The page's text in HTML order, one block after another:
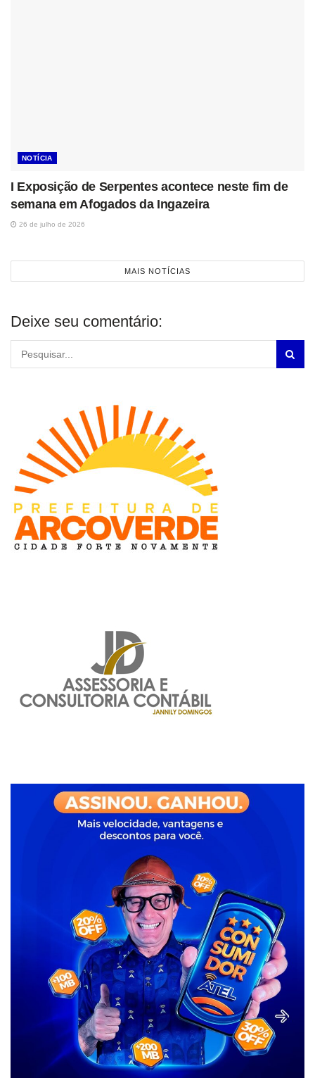
NOTÍCIA
I Exposição de Serpentes acontece neste fim de
semana em Afogados da Ingazeira
26 de julho de 2026
MAIS NOTÍCIAS
Deixe seu comentário: